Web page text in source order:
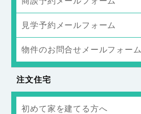
見学予約メールフォーム
物件のお問合せメールフォーム
注文住宅
初めて家を建てる方へ